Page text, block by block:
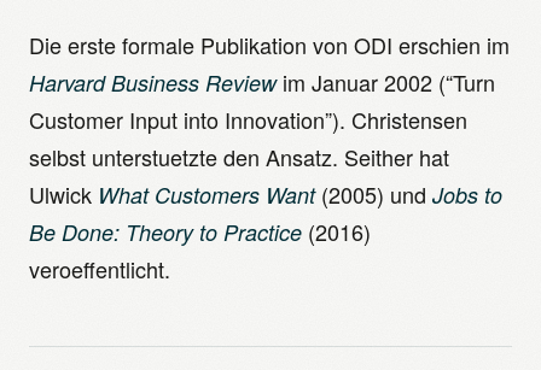
Die erste formale Publikation von ODI erschien im
Harvard Business Reviewim Januar 2002 (“Turn
Customer Input into Innovation”). Christensen
selbst unterstuetzte den Ansatz. Seither hat
Ulwick What Customers Want(2005) und Jobs to
Be Done: Theory to Practice (2016)
veroeffentlicht.